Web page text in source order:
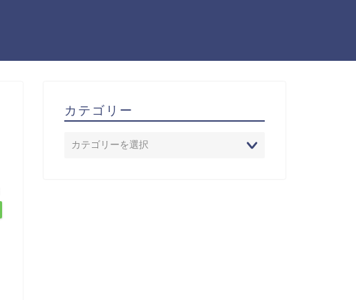
カテゴリー